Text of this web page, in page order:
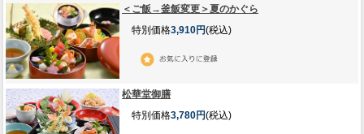
＜ご飯→釜飯変更＞夏のかぐら
特別価格3,910円(税込)
松華堂御膳
特別価格3,780円(税込)